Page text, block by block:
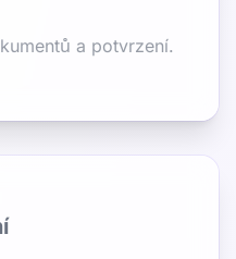
a potvrzení.